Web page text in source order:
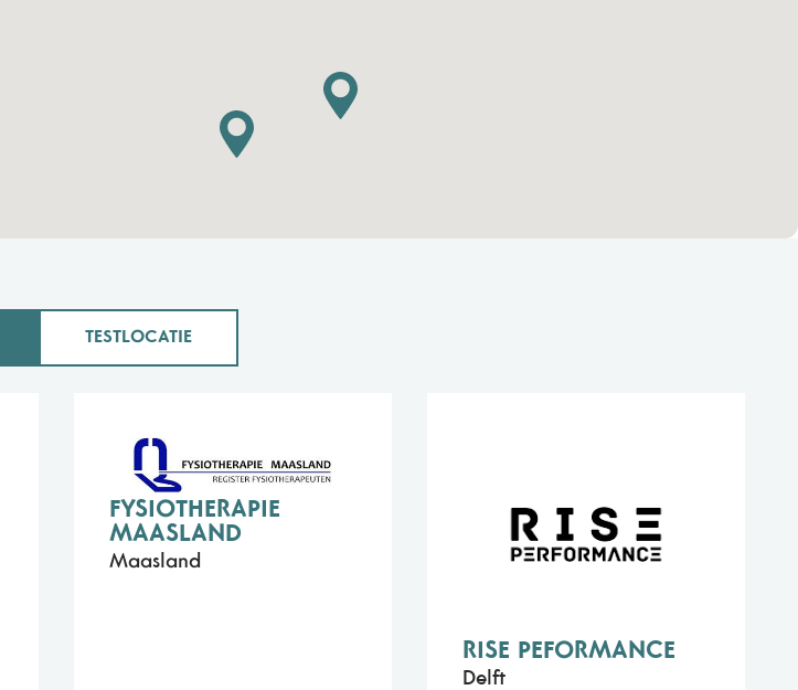
Heijboer Fysiotherapie
Rehab Fysiotherapie
TESTLOCATIE
FYSIOTHERAPIE
MAASLAND
Maasland
RISE PEFORMANCE
Delft